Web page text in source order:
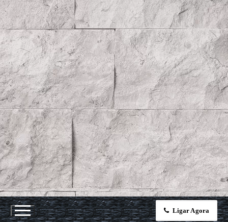
Ligar Agora